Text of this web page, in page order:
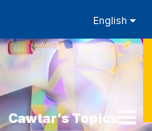
English
Cawtar’s Topics